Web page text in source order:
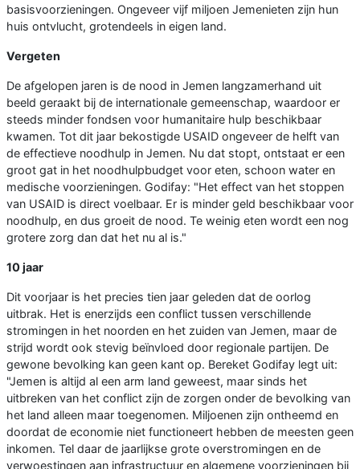
basisvoorzieningen. Ongeveer vijf miljoen Jemenieten zijn hun
huis ontvlucht, grotendeels in eigen land.
Vergeten
De afgelopen jaren is de nood in Jemen langzamerhand uit
beeld geraakt bij de internationale gemeenschap, waardoor er
steeds minder fondsen voor humanitaire hulp beschikbaar
kwamen. Tot dit jaar bekostigde USAID ongeveer de helft van
de effectieve noodhulp in Jemen. Nu dat stopt, ontstaat er een
groot gat in het noodhulpbudget voor eten, schoon water en
medische voorzieningen. Godifay: "Het effect van het stoppen
van USAID is direct voelbaar. Er is minder geld beschikbaar voor
noodhulp, en dus groeit de nood. Te weinig eten wordt een nog
grotere zorg dan dat het nu al is."
10 jaar
Dit voorjaar is het precies tien jaar geleden dat de oorlog
uitbrak. Het is enerzijds een conflict tussen verschillende
stromingen in het noorden en het zuiden van Jemen, maar de
strijd wordt ook stevig beïnvloed door regionale partijen. De
gewone bevolking kan geen kant op. Bereket Godifay legt uit:
"Jemen is altijd al een arm land geweest, maar sinds het
uitbreken van het conflict zijn de zorgen onder de bevolking van
het land alleen maar toegenomen. Miljoenen zijn ontheemd en
doordat de economie niet functioneert hebben de meesten geen
inkomen. Tel daar de jaarlijkse grote overstromingen en de
verwoestingen aan infrastructuur en algemene voorzieningen bij